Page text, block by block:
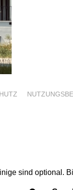
sind optional.